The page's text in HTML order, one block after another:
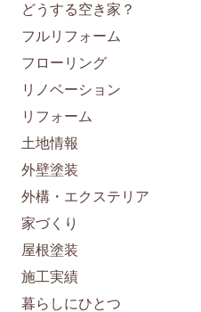
どうする空き家？
フルリフォーム
フローリング
リノベーション
リフォーム
土地情報
外壁塗装
外構・エクステリア
家づくり
屋根塗装
施工実績
暮らしにひとつ